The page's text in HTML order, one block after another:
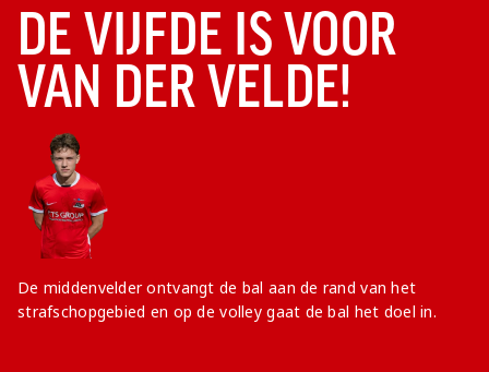
DE VIJFDE IS VOOR
VAN DER VELDE!
De middenvelder ontvangt de bal aan de rand van het
strafschopgebied en op de volley gaat de bal het doel in.